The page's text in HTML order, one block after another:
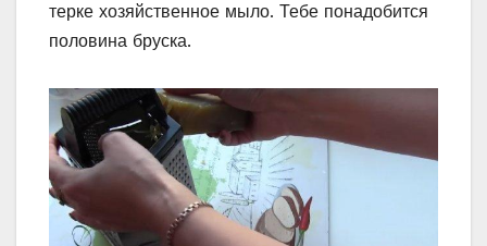
терке хозяйственное мыло. Тебе понадобится
половина бруска.